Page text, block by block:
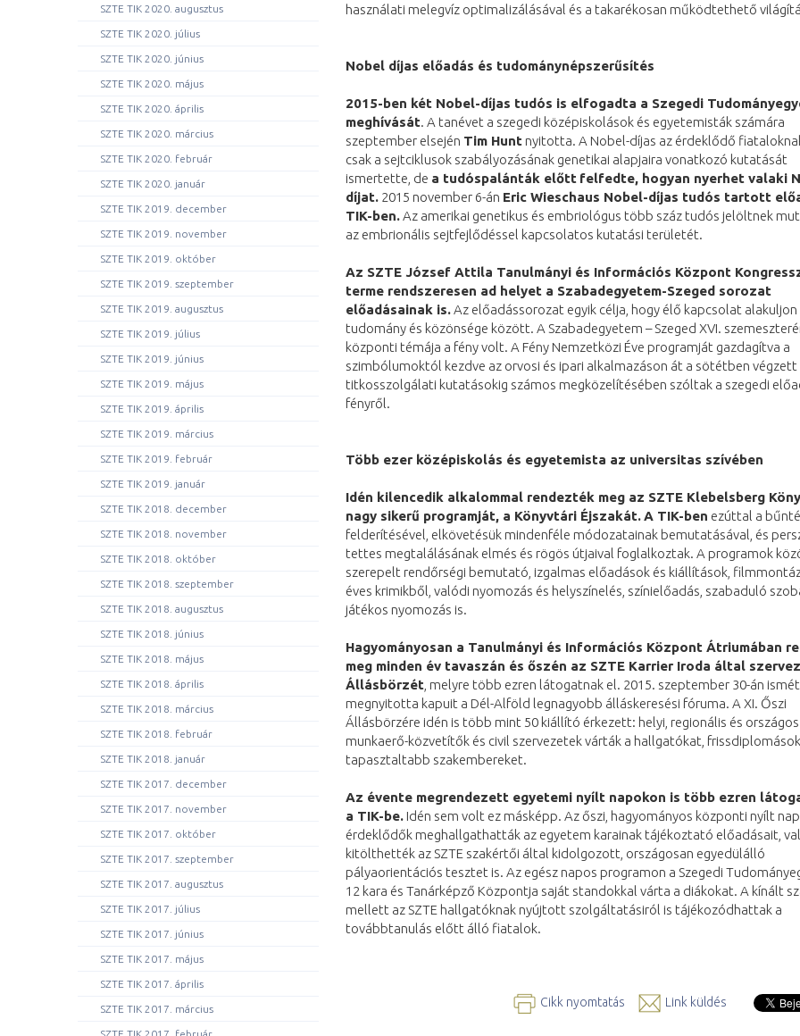
SZTE TIK 2020. augusztus
SZTE TIK 2020. július
SZTE TIK 2020. június
SZTE TIK 2020. május
SZTE TIK 2020. április
SZTE TIK 2020. március
SZTE TIK 2020. február
SZTE TIK 2020. január
SZTE TIK 2019. december
SZTE TIK 2019. november
SZTE TIK 2019. október
SZTE TIK 2019. szeptember
SZTE TIK 2019. augusztus
SZTE TIK 2019. július
SZTE TIK 2019. június
SZTE TIK 2019. május
SZTE TIK 2019. április
SZTE TIK 2019. március
SZTE TIK 2019. február
SZTE TIK 2019. január
SZTE TIK 2018. december
SZTE TIK 2018. november
SZTE TIK 2018. október
SZTE TIK 2018. szeptember
SZTE TIK 2018. augusztus
SZTE TIK 2018. június
SZTE TIK 2018. május
SZTE TIK 2018. április
SZTE TIK 2018. március
SZTE TIK 2018. február
SZTE TIK 2018. január
SZTE TIK 2017. december
SZTE TIK 2017. november
SZTE TIK 2017. október
SZTE TIK 2017. szeptember
SZTE TIK 2017. augusztus
SZTE TIK 2017. július
SZTE TIK 2017. június
SZTE TIK 2017. május
SZTE TIK 2017. április
SZTE TIK 2017. március
használati melegvíz optimalizálásával és a takarékosan működtethető
Nobel díjas előadás és tudománynépszerűsítés
2015-ben két Nobel-díjas tudós is elfogadta a Szegedi
meghívását. A tanévet a szegedi középiskolások és egyetemisták számára
szeptember elsején Tim Hunt nyitotta. A Nobel-díjas az érdeklődő
csak a sejtciklusok szabályozásának genetikai alapjaira vonatkozó kutatását
ismertette, de a tudóspalánták előtt felfedte, hogyan nyerhet valaki
díjat. 2015 november 6-án Eric Wieschaus Nobel-díjas tudós tartott
TIK-ben.Az amerikai genetikus és embriológus több száz tudós jelöltnek
az embrionális sejtfejlődéssel kapcsolatos kutatási területét.
Az SZTE József Attila Tanulmányi és Információs Központ
terme rendszeresen ad helyet a Szabadegyetem-Szeged sorozat
előadásainak is.Az előadássorozat egyik célja, hogy élő kapcsolat alakuljon
tudomány és közönsége között. A Szabadegyetem – Szeged XVI.
központi témája a fény volt. A Fény Nemzetközi Éve programját gazdagítva a
szimbólumoktól kezdve az orvosi és ipari alkalmazáson át a sötétben végzett
titkosszolgálati kutatásokig számos megközelítésében szóltak a szegedi
fényről.
Több ezer középiskolás és egyetemista az universitas szívében
Idén kilencedik alkalommal rendezték meg az SZTE Klebelsberg
nagy sikerű programját, a Könyvtári Éjszakát.A TIK-ben ezúttal a
felderítésével, elkövetésük mindenféle módozatainak bemutatásával, és
tettes megtalálásának elmés és rögös útjaival foglalkoztak. A programok
szerepelt rendőrségi bemutató, izgalmas előadások és kiállítások,
éves krimikből, valódi nyomozás és helyszínelés, színielőadás, szabaduló
játékos nyomozás is.
Hagyományosan a Tanulmányi és Információs Központ Átriumában
meg minden év tavaszán és őszén az SZTE Karrier Iroda által
Állásbörzét , melyre több ezren látogatnak el. 2015. szeptember 30-án ismét
megnyitotta kapuit a Dél-Alföld legnagyobb álláskeresési fóruma. A XI. Őszi
Állásbörzére idén is több mint 50 kiállító érkezett: helyi, regionális és országos
munkaerő-közvetítők és civil szervezetek várták a hallgatókat,
tapasztaltabb szakembereket.
Az évente megrendezett egyetemi nyílt napokon is több ezren
a TIK-be. Idén sem volt ez másképp. Az őszi, hagyományos központi nyílt
érdeklődők meghallgathatták az egyetem karainak tájékoztató előadásait,
kitölthették az SZTE szakértői által kidolgozott, országosan egyedülálló
pályaorientációs tesztet is. Az egész napos programon a Szegedi
12 kara és Tanárképző Központja saját standokkal várta a diákokat. A kínált
mellett az SZTE hallgatóknak nyújtott szolgáltatásiról is tájékozódhattak a
továbbtanulás előtt álló fiatalok.
Cikk nyomtatás Link küldés